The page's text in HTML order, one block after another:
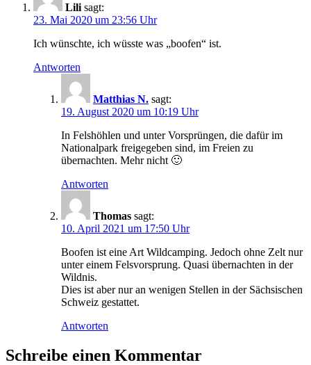
Lili sagt:
23. Mai 2020 um 23:56 Uhr
Ich wünschte, ich wüsste was „boofen“ ist.
Antworten
Matthias N. sagt:
19. August 2020 um 10:19 Uhr
In Felshöhlen und unter Vorsprüngen, die dafür im
Nationalpark freigegeben sind, im Freien zu
übernachten. Mehr nicht 🙂
Antworten
Thomas sagt:
10. April 2021 um 17:50 Uhr
Boofen ist eine Art Wildcamping. Jedoch ohne Zelt nur
unter einem Felsvorsprung. Quasi übernachten in der
Wildnis.
Dies ist aber nur an wenigen Stellen in der Sächsischen
Schweiz gestattet.
Antworten
Schreibe einen Kommentar